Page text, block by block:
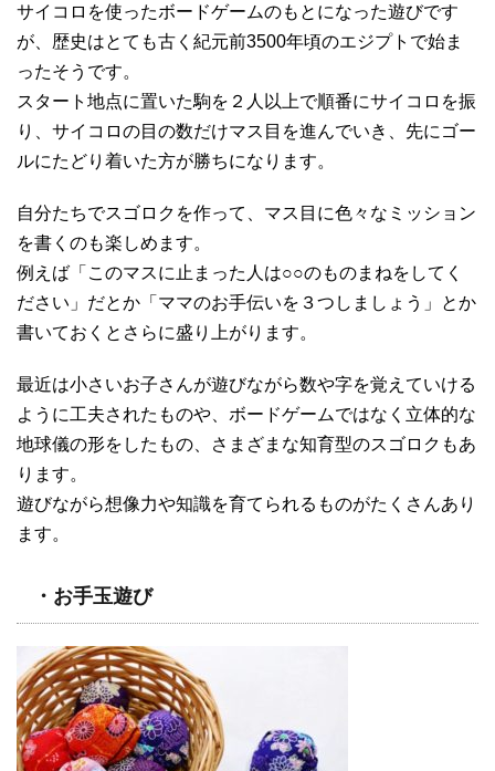
サイコロを使ったボードゲームのもとになった遊びです
が、歴史はとても古く紀元前3500年頃のエジプトで始ま
ったそうです。
スタート地点に置いた駒を２人以上で順番にサイコロを振
り、サイコロの目の数だけマス目を進んでいき、先にゴー
ルにたどり着いた方が勝ちになります。
自分たちでスゴロクを作って、マス目に色々なミッション
を書くのも楽しめます。
例えば「このマスに止まった人は○○のものまねをしてく
ださい」だとか「ママのお手伝いを３つしましょう」とか
書いておくとさらに盛り上がります。
最近は小さいお子さんが遊びながら数や字を覚えていける
ように工夫されたものや、ボードゲームではなく立体的な
地球儀の形をしたもの、さまざまな知育型のスゴロクもあ
ります。
遊びながら想像力や知識を育てられるものがたくさんあり
ます。
・お手玉遊び